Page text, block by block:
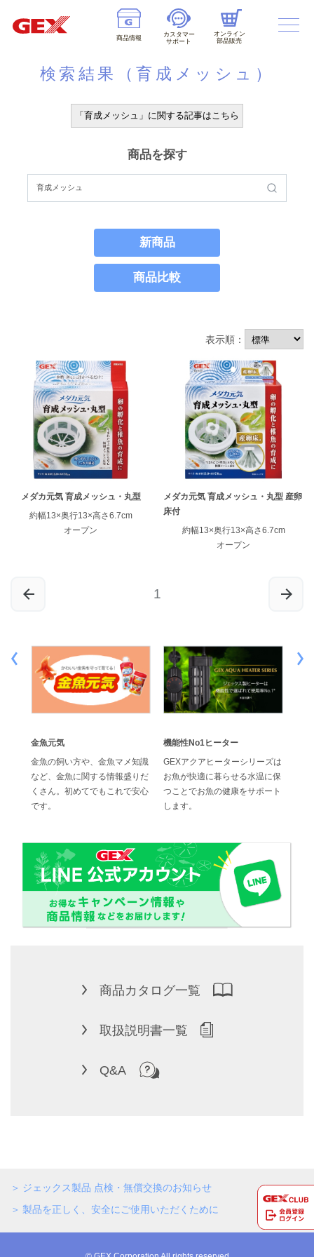
商品情報
カスタマー
サポート
オンライン
部品販売
ENGLISH 中文
検索結果（育成メッシュ）
「育成メッシュ」に関する記事はこちら
商品を探す
新商品
商品比較
表示順：
メダカ元気 育成メッシュ・丸型
約幅13×奥行13×高さ6.7cm
オープン
メダカ元気 育成メッシュ・丸型 産卵
床付
約幅13×奥行13×高さ6.7cm
オープン
1
金魚元気
金魚の飼い方や、金魚マメ知識
など、金魚に関する情報盛りだ
くさん。初めてでもこれで安心
です。
機能性No1ヒーター
GEXアクアヒーターシリーズは
お魚が快適に暮らせる水温に保
つことでお魚の健康をサポート
します。
商品カタログ一覧
取扱説明書一覧
Q&A
ジェックス製品 点検・無償交換のお知らせ
製品を正しく、安全にご使用いただくために